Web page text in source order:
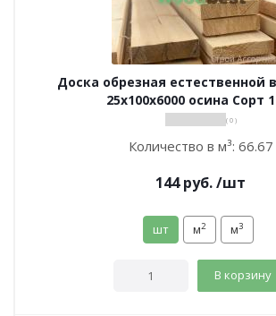
Доска обрезная естественной
25х100х6000 осина Сорт
( 0 )
Количество в м³: 66.67
144руб./шт
шт м2 м3
В корзину